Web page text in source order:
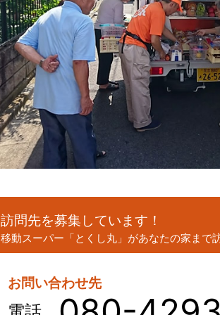
訪問先を募集しています！
移動スーパー「とくし丸」があなたの家まで
お問い合わせ先
電話